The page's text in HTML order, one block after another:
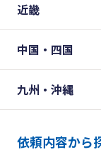
近畿
中国・四国
九州・沖縄
依頼内容から